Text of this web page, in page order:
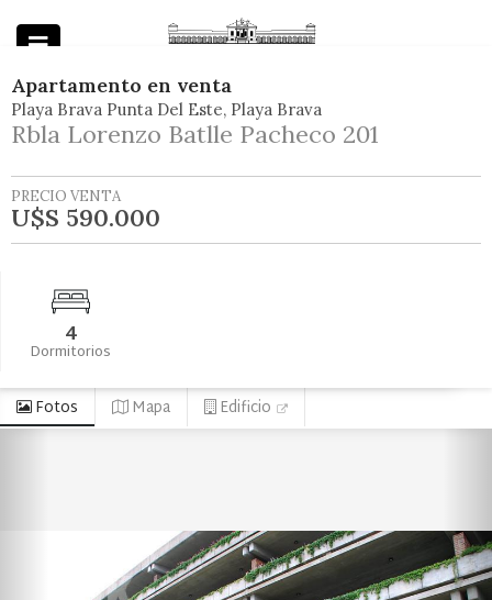
Apartamento en venta
Playa Brava Punta Del Este Playa Brava
Rbla Lorenzo Batlle Pacheco 201
PRECIO VENTA
U$S 590.000
4
Dormitorios
Fotos Mapa Edificio